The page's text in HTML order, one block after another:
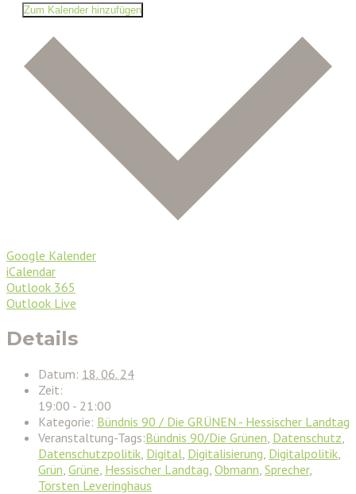
Zum Kalender hinzufügen
Google Kalender
iCalendar
Outlook 365
Outlook Live
Details
Datum: 18. 06. 24
Zeit:
19:00 - 21:00
Kategorie: Bündnis 90 / Die GRÜNEN - Hessischer Landtag
Veranstaltung-Tags:Bündnis 90/Die Grünen Datenschutz
Datenschutzpolitik Digital Digitalisierung Digitalpolitik
Grün Grüne Hessischer Landtag Obmann Sprecher,
Torsten Leveringhaus